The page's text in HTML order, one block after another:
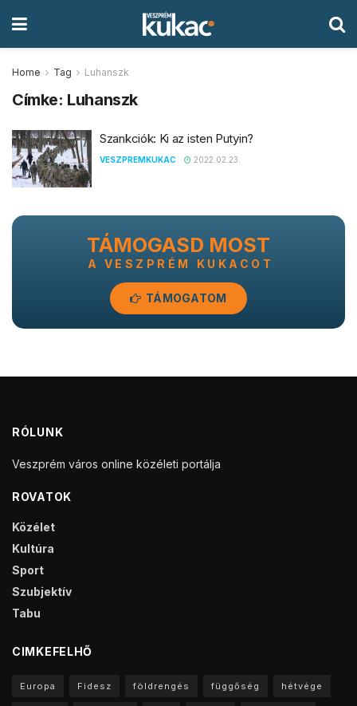
Home Tag Luhanszk
Címke: Luhanszk
Szankciók: Ki az isten Putyin?
VESZPREMKUKAC 2022.02.23.
TÁMOGASD MOST
A VESZPRÉM KUKACOT
TÁMOGATOM
RÓLUNK
Veszprém város online közéleti portálja
ROVATOK
Közélet
Kultúra
Sport
Szubjektív
Tabu
CIMKEFELHŐ
Europa Fidesz földrengés függőség hétvége